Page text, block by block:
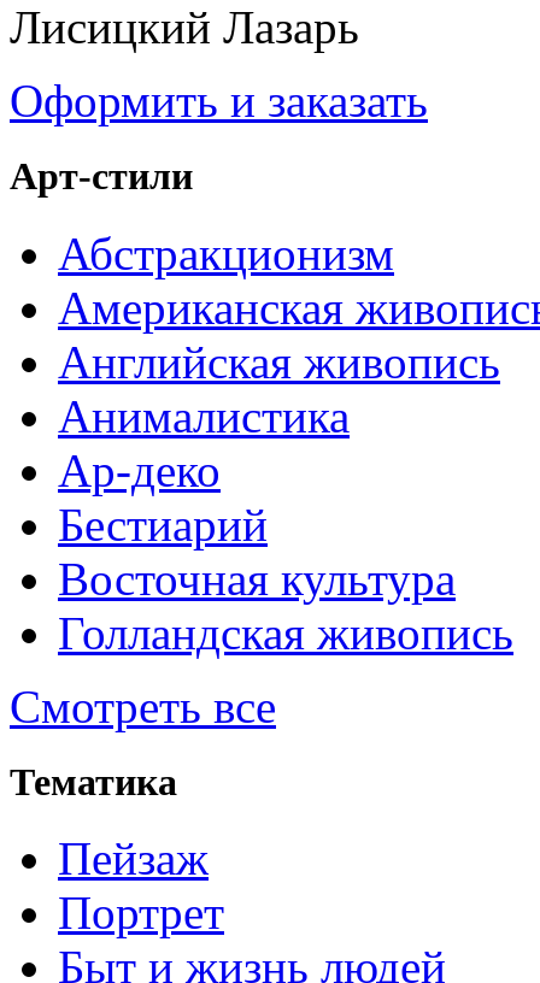
Лисицкий Лазарь
Оформить и заказать
Арт-стили
Абстракционизм
Американская
Английская живопись
Анималистика
Ар-деко
Бестиарий
Восточная культура
Голландская живопись
Смотреть все
Тематика
Пейзаж
Портрет
Быт и жизнь людей